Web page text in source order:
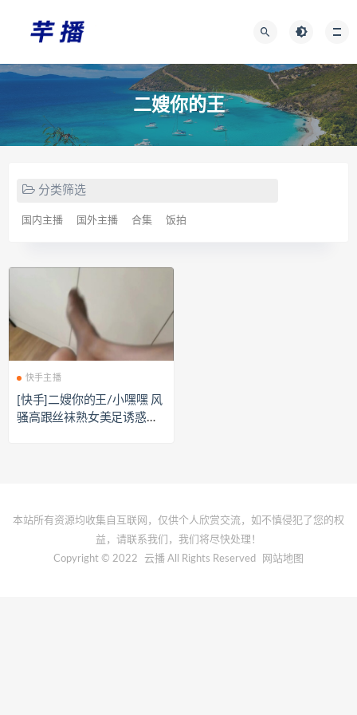
二嫂你的王
分类筛选
国内主播 国外主播 合集 饭拍
快手主播
[快手]二嫂你的王/小嘿嘿 风
骚高跟丝袜熟女美足诱惑合
本站所有资源均收集自互联网，仅供个人欣赏交流，如不慎侵犯了您的权
益，请联系我们，我们将尽快处理！
Copyright © 2022
云播 All Rights Reserved 网站地图